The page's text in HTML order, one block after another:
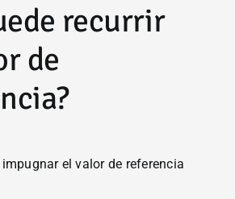
recurrir
de
el valor de referencia